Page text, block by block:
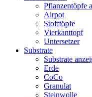
Pflanzentöpfe
Airpot
Stofftöpfe
Vierkanttopf
Untersetzer
Substrate
Substrate
Erde
CoCo
Granulat
Steinwolle